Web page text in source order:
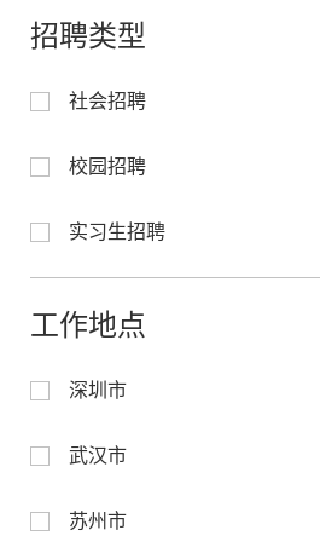
招聘类型
社会招聘
校园招聘
实习生招聘
工作地点
深圳市
武汉市
苏州市